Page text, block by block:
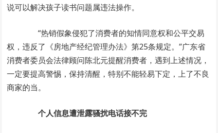
说可以解决孩子读书问题属违法操作。
“热销假象侵犯了消费者的知情同意权和公平交易
权，违反了《房地产经纪管理办法》第25条规定。”广东省
消费者委员会法律顾问陈北元提醒消费者，遇到上述情况，
一定要提高警惕，保持清醒，特别不能轻易下定，上了不良
商家的当。
个人信息遭泄露骚扰电话接不完